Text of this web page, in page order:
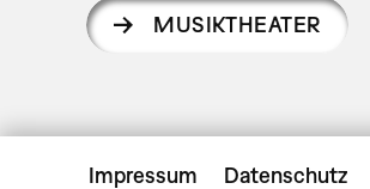
MUSIKTHEATER
Impressum Datenschutz